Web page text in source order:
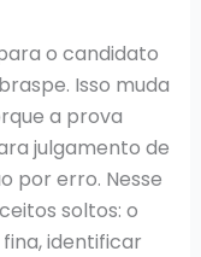
o candidato
Isso muda
a prova
julgamento de
por erro. Nesse
soltos: o
identificar